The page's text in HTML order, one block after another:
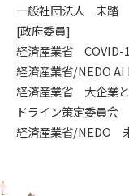
一般社団法人 未踏
[政府委員]
経済産業省 COVID-
経済産業省/NEDO
経済産業省 大企業
ドライン策定委員会
経済産業省/NEDO